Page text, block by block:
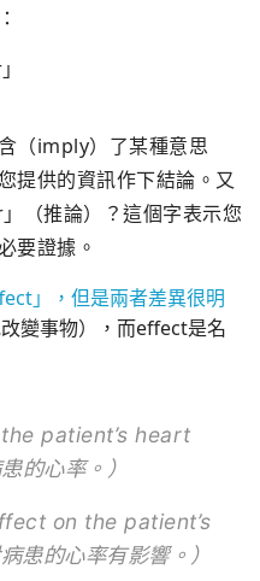
（imply）了某種意思
提供的資訊作下結論。又
（推論）？這個字表示您
要證據。
」，但是兩者差異很明
變事物），而effect是名
patient’s heart
的心率。）
on the patient’s
的心率有影響。）